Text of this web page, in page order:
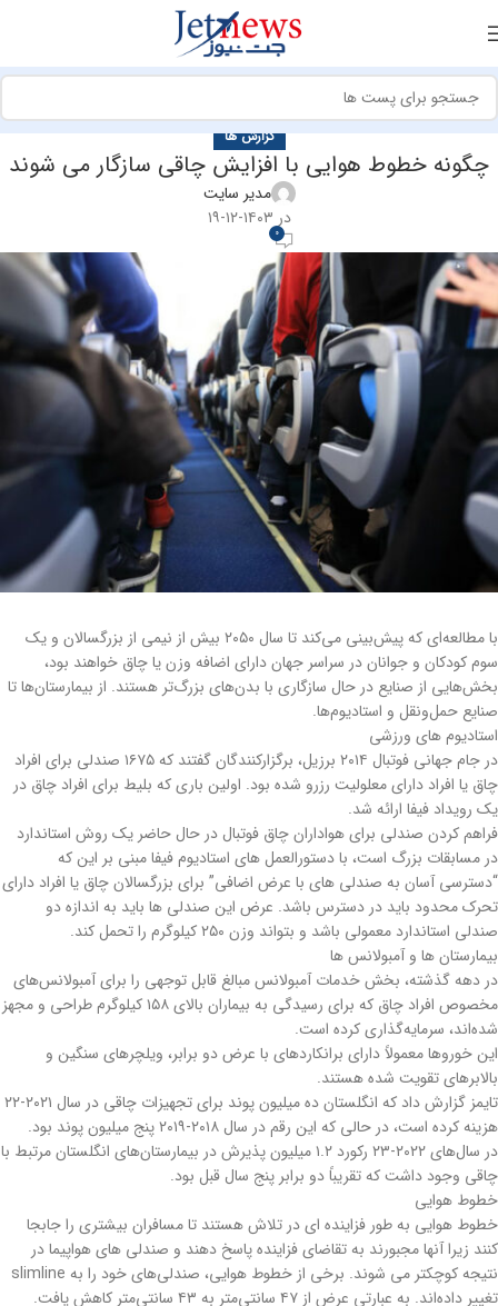
گزارش ها
چگونه خطوط هوایی با افزایش چاقی سازگار می شوند
مدیر سایت
در ۱۴۰۳-۱۲-۱۹
0
با مطالعه‌ای که پیش‌بینی می‌کند تا سال ۲۰۵۰ بیش از نیمی از بزرگسالان و یک
سوم کودکان و جوانان در سراسر جهان دارای اضافه وزن یا چاق خواهند بود،
بخش‌هایی از صنایع در حال سازگاری با بدن‌های بزرگ‌تر هستند. از بیمارستان‌ها تا
صنایع حمل‌ونقل و استادیوم‌ها.
استادیوم های ورزشی
در جام جهانی فوتبال ۲۰۱۴ برزیل، برگزارکنندگان گفتند که ۱۶۷۵ صندلی برای افراد
چاق یا افراد دارای معلولیت رزرو شده بود. اولین باری که بلیط برای افراد چاق در
یک رویداد فیفا ارائه شد.
فراهم کردن صندلی برای هواداران چاق فوتبال در حال حاضر یک روش استاندارد
در مسابقات بزرگ است، با دستورالعمل های استادیوم فیفا مبنی بر این که
“دسترسی آسان به صندلی های با عرض اضافی” برای بزرگسالان چاق یا افراد دارای
تحرک محدود باید در دسترس باشد. عرض این صندلی ها باید به اندازه دو
صندلی استاندارد معمولی باشد و بتواند وزن ۲۵۰ کیلوگرم را تحمل کند.
بیمارستان ها و آمبولانس ها
در دهه گذشته، بخش خدمات آمبولانس مبالغ قابل توجهی را برای آمبولانس‌های
مخصوص افراد چاق که برای رسیدگی به بیماران بالای ۱۵۸ کیلوگرم طراحی و مجهز
شده‌اند، سرمایه‌گذاری کرده‌ است.
این خوروها معمولاً دارای برانکاردهای با عرض دو برابر، ویلچرهای سنگین و
بالابرهای تقویت شده هستند.
تایمز گزارش داد که انگلستان ده میلیون پوند برای تجهیزات چاقی در سال ۲۰۲۱-۲۲
هزینه کرده است، در حالی که این رقم در سال ۲۰۱۸-۲۰۱۹ پنج میلیون پوند بود.
در سال‌های ۲۰۲۲-۲۳ رکورد ۱.۲ میلیون پذیرش در بیمارستان‌های انگلستان مرتبط با
چاقی وجود داشت که تقریباً دو برابر پنج سال قبل بود.
خطوط هوایی
خطوط هوایی به طور فزاینده ای در تلاش هستند تا مسافران بیشتری را جابجا
کنند زیرا آنها مجبورند به تقاضای فزاینده پاسخ دهند و صندلی های هواپیما در
نتیجه کوچکتر می شوند. برخی از خطوط هوایی، صندلی‌های خود را به slimline
تغییر داده‌اند. به عبارتی عرض از ۴۷ سانتی‌متر به ۴۳ سانتی‌متر کاهش یافت.